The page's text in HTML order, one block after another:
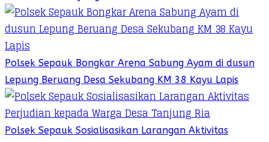
Polsek Sepauk Bongkar Arena Sabung Ayam di dusun
Lepung Beruang Desa Sekubang KM 38 Kayu Lapis
Polsek Sepauk Sosialisasikan Larangan Aktivitas